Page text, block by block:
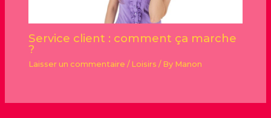
Service client : comment ça marche
?
Laisser un commentaire / Loisirs / By Manon